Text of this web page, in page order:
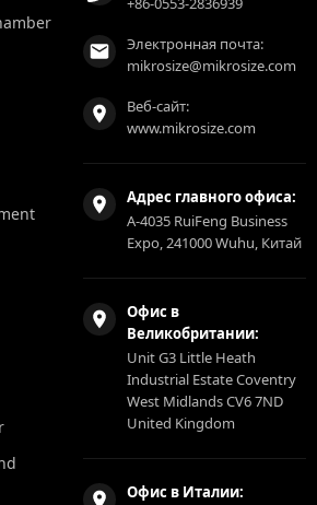
Электронная почта:
mikrosize@mikrosize.com
Веб-сайт:
www.mikrosize.com
Адрес главного офиса:
A-4035 RuiFeng Business
Expo, 241000 Wuhu, Китай
Офис в
Великобритании:
Unit G3 Little Heath
Industrial Estate Coventry
West Midlands CV6 7ND
United Kingdom
Офис в Италии: